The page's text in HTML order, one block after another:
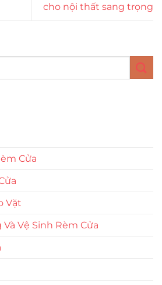
cho nội thất sang trọng
Cửa
Vặt
Vệ Sinh Rèm Cửa